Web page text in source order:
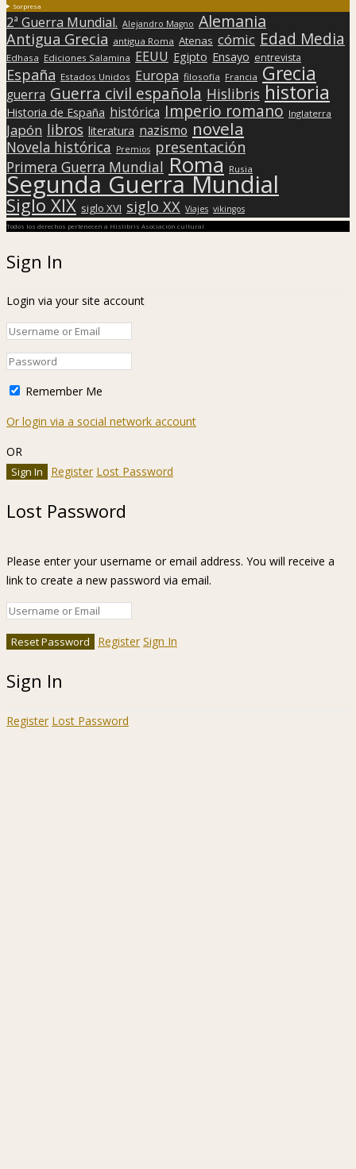
Sorpresa
2ª Guerra Mundial. Alejandro Magno Alemania
Antigua Grecia antigua Roma Atenas cómic Edad Media
Edhasa Ediciones Salamina EEUU Egipto Ensayo entrevista
España Estados Unidos Europa filosofía Francia Grecia
guerra Guerra civil española Hislibris historia
Historia de España histórica Imperio romano Inglaterra
Japón libros literatura nazismo novela
Novela histórica Premios presentación
Primera Guerra Mundial Roma Rusia
Segunda Guerra Mundial
Siglo XIX siglo XVI siglo XX Viajes vikingos
Todos los derechos pertenecen a Hislibris Asociación cultural
Sign In
Login via your site account
Remember Me
Or login via a social network account
OR
Register Lost Password
Lost Password
Please enter your username or email address. You will receive a
link to create a new password via email.
Register Sign In
Sign In
Register Lost Password